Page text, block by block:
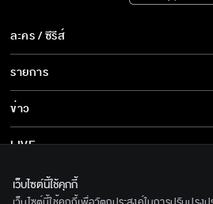
ละคร / ซีรีส์
ละคร/ซีรีส์
ซีรีส์นานาชาติ
การ์ตูน & เกม
รายการ
รายการทั้งหมด
ข่าว
ข่าวทั้งหมด
ข่าวประชาสัมพันธ์
LIVE
เกี่ยวกับเรา
เว็บไซต์นี้ใช้คุกกี้